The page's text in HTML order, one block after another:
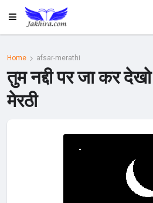
Home afsar-merathi
तुम नद्दी पर जा कर
मेरठी